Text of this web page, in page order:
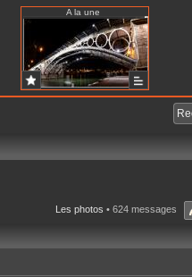
A la une
Les photos • 624 messages